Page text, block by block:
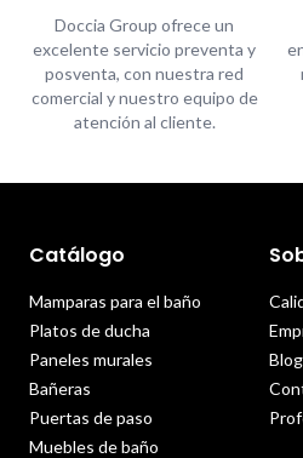
Doccia Group ofrece un
excelente servicio preventa y
posventa, con nuestra red
comercial y nuestro equipo de
atención al cliente.
Catálogo
Mamparas para el baño
Platos de ducha
Paneles murales
Bañeras
Puertas de paso
Muebles de baño
Blog